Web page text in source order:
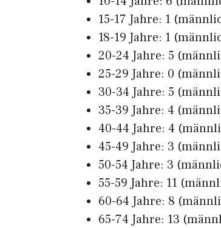
15-17 Jahre: 1
18-19 Jahre: 1
20-24 Jahre: 5
25-29 Jahre: 0
30-34 Jahre: 5
35-39 Jahre: 4
40-44 Jahre: 4
45-49 Jahre: 3
50-54 Jahre: 3
55-59 Jahre: 11
60-64 Jahre: 8
65-74 Jahre: 13